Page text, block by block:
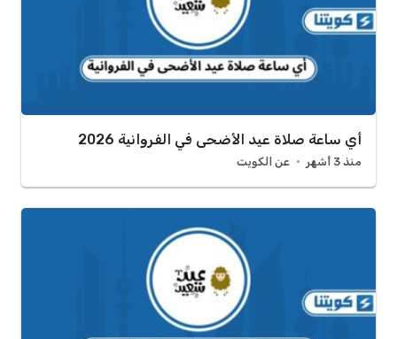
أي ساعة صلاة عيد الأضحى في الفروانية 2026
منذ 3 أشهر عن الكويت